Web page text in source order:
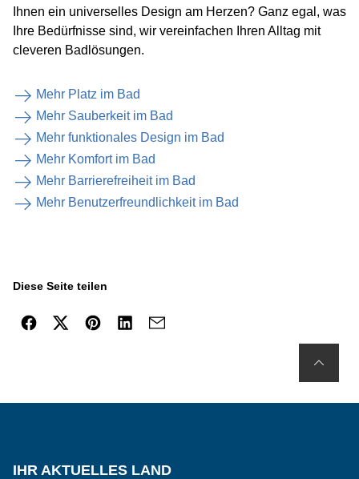
Ihnen ein universelles Design am Herzen? Ganz egal, was
Ihre Bedürfnisse sind, wir vereinfachen Ihren Alltag mit
cleveren Badlösungen.
Mehr Platz im Bad
Mehr Sauberkeit im Bad
Mehr funktionales Design im Bad
Mehr Komfort im Bad
Mehr Barrierefreiheit im Bad
Mehr Benutzerfreundlichkeit im Bad
Diese Seite teilen
IHR AKTUELLES LAND